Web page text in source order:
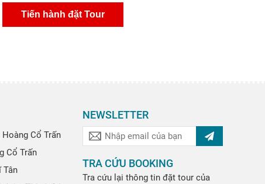
Cổ Trấn
Cổ Trấn
Tân
NEWSLETTER
TRA CỨU BOOKING
Tra cứu lại thông tin đặt tour của